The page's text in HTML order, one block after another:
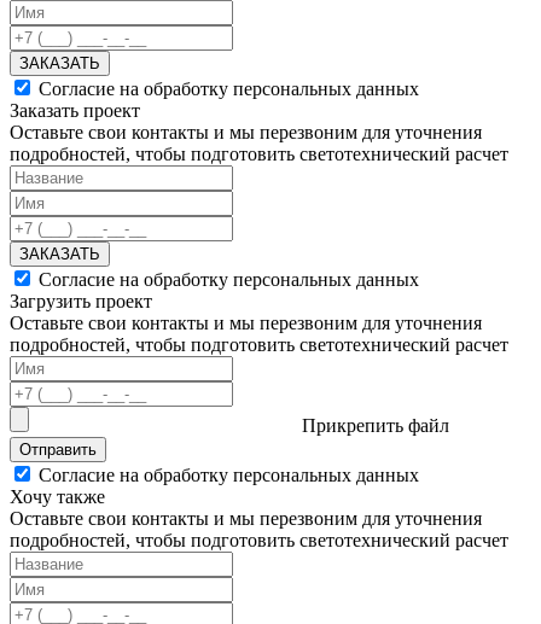
ЗАКАЗАТЬ
Согласие на обработку персональных данных
Заказать проект
Оставьте свои контакты и мы перезвоним для уточнения
подробностей, чтобы подготовить светотехнический расчет
ЗАКАЗАТЬ
Согласие на обработку персональных данных
Загрузить проект
Оставьте свои контакты и мы перезвоним для уточнения
подробностей, чтобы подготовить светотехнический расчет
Прикрепить файл
Отправить
Согласие на обработку персональных данных
Хочу также
Оставьте свои контакты и мы перезвоним для уточнения
подробностей, чтобы подготовить светотехнический расчет